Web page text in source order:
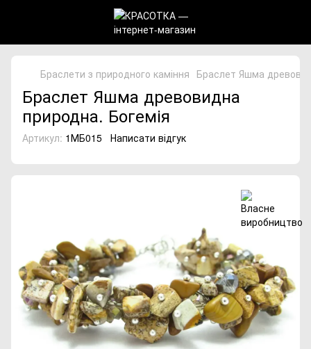
Браслети з природного каміння Браслет Яшма
Браслет Яшма древовидна
природна. Богемія
Артикул: 1МБ015 Написати відгук